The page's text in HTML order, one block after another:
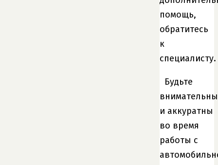
помощь,
обратитесь
к
специалисту.
Будьте
внимательны
и аккуратны
во время
работы с